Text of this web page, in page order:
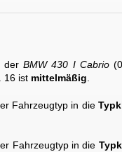
derBMW 430 I Cabrio
16 ist mittelmäßig
Fahrzeugtyp in die
Fahrzeugtyp in die